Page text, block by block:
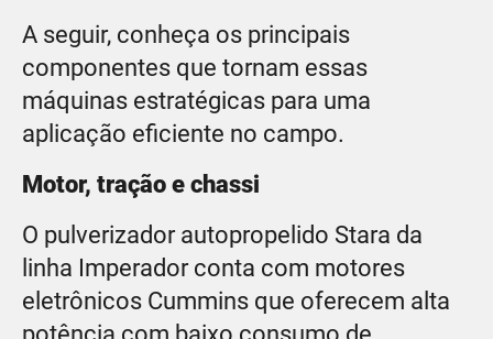
A seguir, conheça os principais
componentes que tornam essas
máquinas estratégicas para uma
aplicação eficiente no campo.
Motor, tração e chassi
O pulverizador autopropelido Stara da
linha Imperador conta com motores
eletrônicos Cummins que oferecem alta